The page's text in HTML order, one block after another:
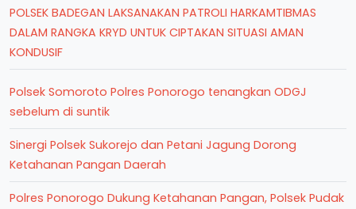
POLSEK BADEGAN LAKSANAKAN PATROLI HARKAMTIBMAS
DALAM RANGKA KRYD UNTUK CIPTAKAN SITUASI AMAN
KONDUSIF
Polsek Somoroto Polres Ponorogo tenangkan ODGJ
sebelum di suntik
Sinergi Polsek Sukorejo dan Petani Jagung Dorong
Ketahanan Pangan Daerah
Polres Ponorogo Dukung Ketahanan Pangan, Polsek Pudak